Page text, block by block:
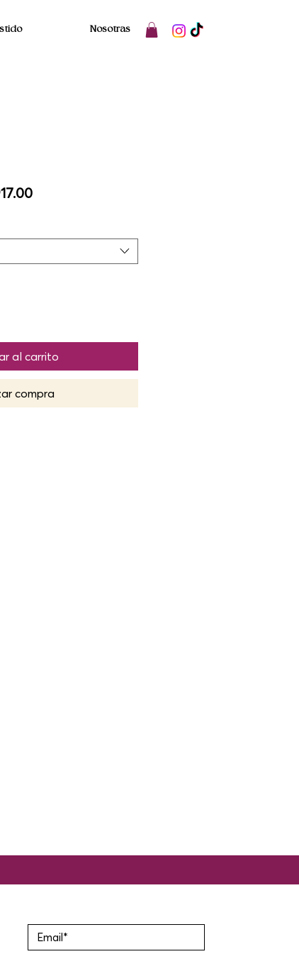
Nosotras
Precio
al carrito
compra